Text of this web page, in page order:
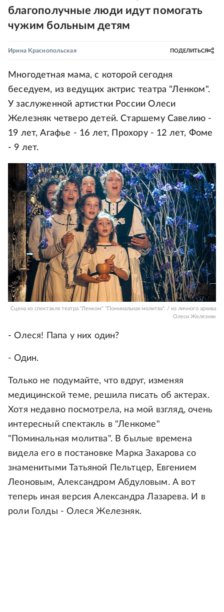
благополучные люди идут помогать
чужим больным детям
Ирина Краснопольская ПОДЕЛИТЬСЯ
Многодетная мама, с которой сегодня
беседуем, из ведущих актрис театра "Ленком".
У заслуженной артистки России Олеси
Железняк четверо детей. Старшему Савелию -
19 лет, Агафье - 16 лет, Прохору - 12 лет, Фоме
- 9 лет.
Сцена из спектакля театра "Ленком" "Поминальная молитва". / из личного архива
Олеси Железняк
- Олеся! Папа у них один?
- Один.
Только не подумайте, что вдруг, изменяя
медицинской теме, решила писать об актерах.
Хотя недавно посмотрела, на мой взгляд, очень
интересный спектакль в "Ленкоме"
"Поминальная молитва". В былые времена
видела его в постановке Марка Захарова со
знаменитыми Татьяной Пельтцер, Евгением
Леоновым, Александром Абдуловым. А вот
теперь иная версия Александра Лазарева. И в
роли Голды - Олеся Железняк.